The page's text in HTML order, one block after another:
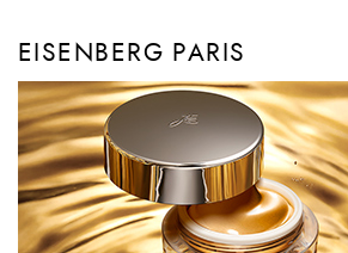
EISENBERG PARIS